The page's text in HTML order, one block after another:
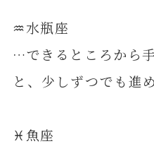
♒️水瓶座
…できるところから
と、少しずつでも進
♓️魚座